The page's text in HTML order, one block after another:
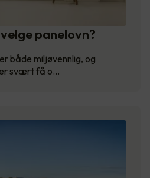
panelovn?
både miljøvennlig, og
svært få o…